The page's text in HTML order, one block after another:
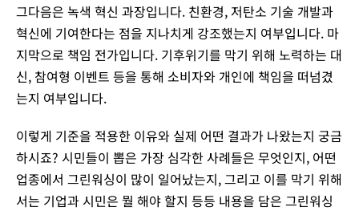
그다음은 녹색 혁신 과장입니다. 친환경, 저탄소 기술 개발과
혁신에 기여한다는 점을 지나치게 강조했는지 여부입니다. 마
지막으로 책임 전가입니다. 기후위기를 막기 위해 노력하는 대
신, 참여형 이벤트 등을 통해 소비자와 개인에 책임을 떠넘겼
는지 여부입니다.
이렇게 기준을 적용한 이유와 실제 어떤 결과가 나왔는지 궁금
하시죠? 시민들이 뽑은 가장 심각한 사례들은 무엇인지, 어떤
업종에서 그린워싱이 많이 일어났는지, 그리고 이를 막기 위해
서는 기업과 시민은 뭘 해야 할지 등등 내용을 담은 그린워싱